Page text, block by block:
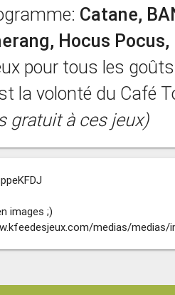
Catane,
Hocus Pocus,
pour tous les
la volonté du Café
gratuit à ces jeux)
images ;)
medias/medias/